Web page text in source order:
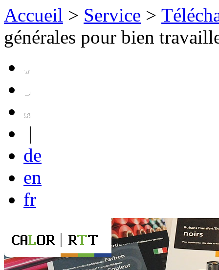
Accueil > Service >
générales pour bien
|
de
en
fr